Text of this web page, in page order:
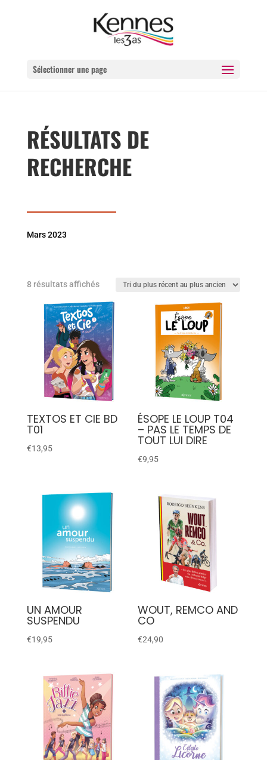
Sélectionner une page
RÉSULTATS DE
RECHERCHE
Mars 2023
8 résultats affichés
TEXTOS ET CIE BD
T01
€13,95
ÉSOPE LE LOUP T04
– PAS LE TEMPS DE
TOUT LUI DIRE
€9,95
UN AMOUR
SUSPENDU
€19,95
WOUT, REMCO AND
CO
€24,90